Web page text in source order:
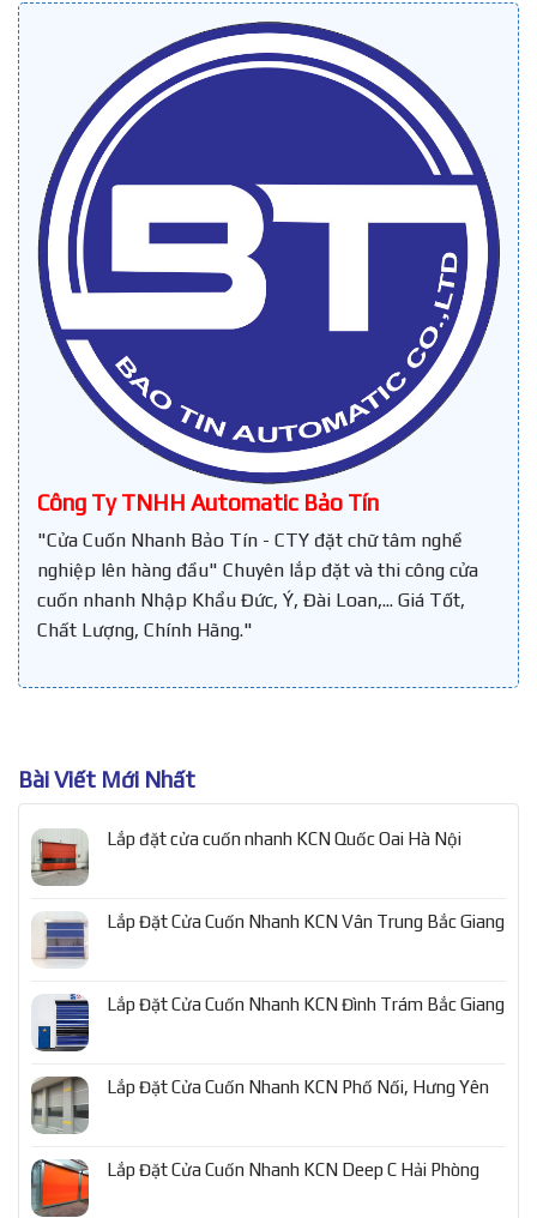
Công Ty TNHH Automatic Bảo Tín
"Cửa Cuốn Nhanh Bảo Tín - CTY đặt chữ tâm nghề
nghiệp lên hàng đầu" Chuyên lắp đặt và thi công cửa
cuốn nhanh Nhập Khẩu Đức, Ý, Đài Loan,... Giá Tốt,
Chất Lượng, Chính Hãng."
Bài Viết Mới Nhất
Lắp đặt cửa cuốn nhanh KCN Quốc Oai Hà Nội
Lắp Đặt Cửa Cuốn Nhanh KCN Vân Trung Bắc Giang
Lắp Đặt Cửa Cuốn Nhanh KCN Đình Trám Bắc Giang
Lắp Đặt Cửa Cuốn Nhanh KCN Phố Nối, Hưng Yên
Lắp Đặt Cửa Cuốn Nhanh KCN Deep C Hải Phòng